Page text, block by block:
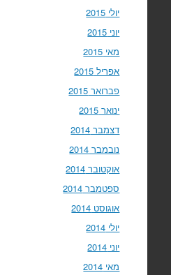
יולי 2015
יוני 2015
מאי 2015
אפריל 2015
פברואר 2015
ינואר 2015
דצמבר 2014
נובמבר 2014
אוקטובר 2014
ספטמבר 2014
אוגוסט 2014
יולי 2014
יוני 2014
מאי 2014